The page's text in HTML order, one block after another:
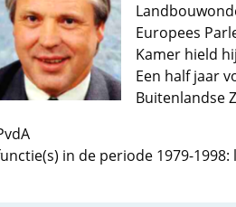
Europees
Kamer hield
Een half jaar
Buitenlandse
in de periode 1979-